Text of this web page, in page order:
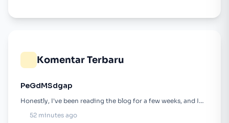
Komentar Terbaru
PeGdMSdgap
Honestly, I've been reading the blog for a few weeks, and I…
52 minutes ago